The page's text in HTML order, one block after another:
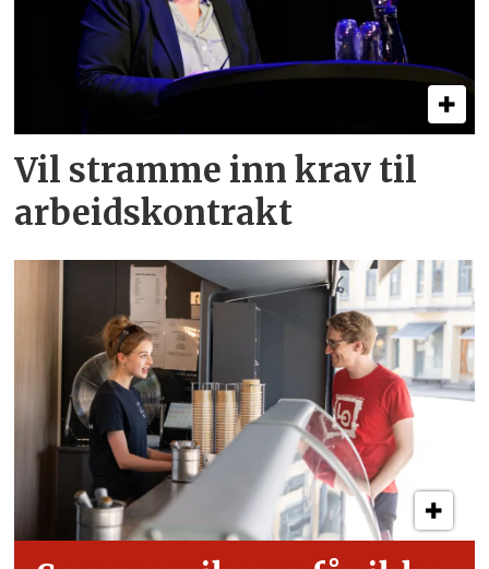
Vil stramme inn krav til
arbeids­kontrakt